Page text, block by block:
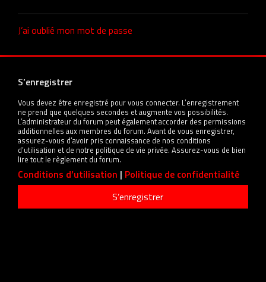
J’ai oublié mon mot de passe
S’enregistrer
Vous devez être enregistré pour vous connecter. L’enregistrement
ne prend que quelques secondes et augmente vos possibilités.
L’administrateur du forum peut également accorder des permissions
additionnelles aux membres du forum. Avant de vous enregistrer,
assurez-vous d’avoir pris connaissance de nos conditions
d’utilisation et de notre politique de vie privée. Assurez-vous de bien
lire tout le règlement du forum.
Conditions d’utilisation | Politique de confidentialité
S’enregistrer